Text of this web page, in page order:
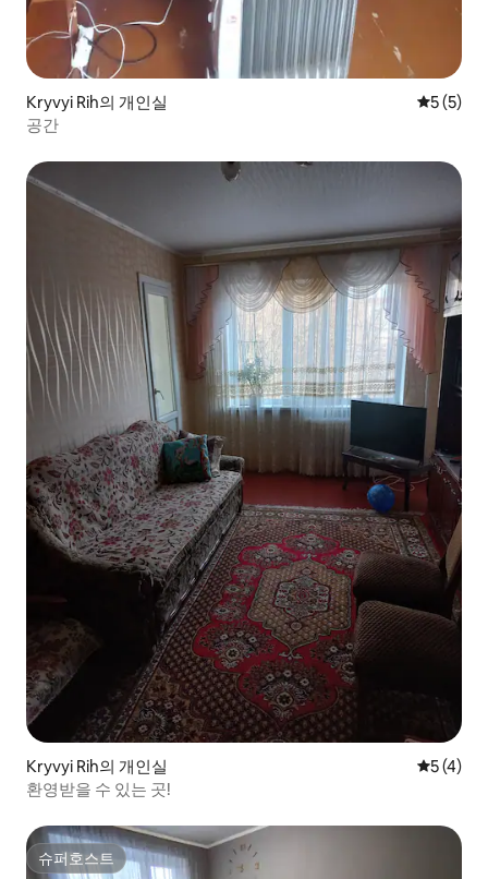
Kryvyi Rih의 개인실 평점 5점
5 (5)
공간
Kryvyi Rih의 개인실 평점 5점
5 (4)
환영받을 수 있는 곳!
슈퍼호스트
슈퍼호스트